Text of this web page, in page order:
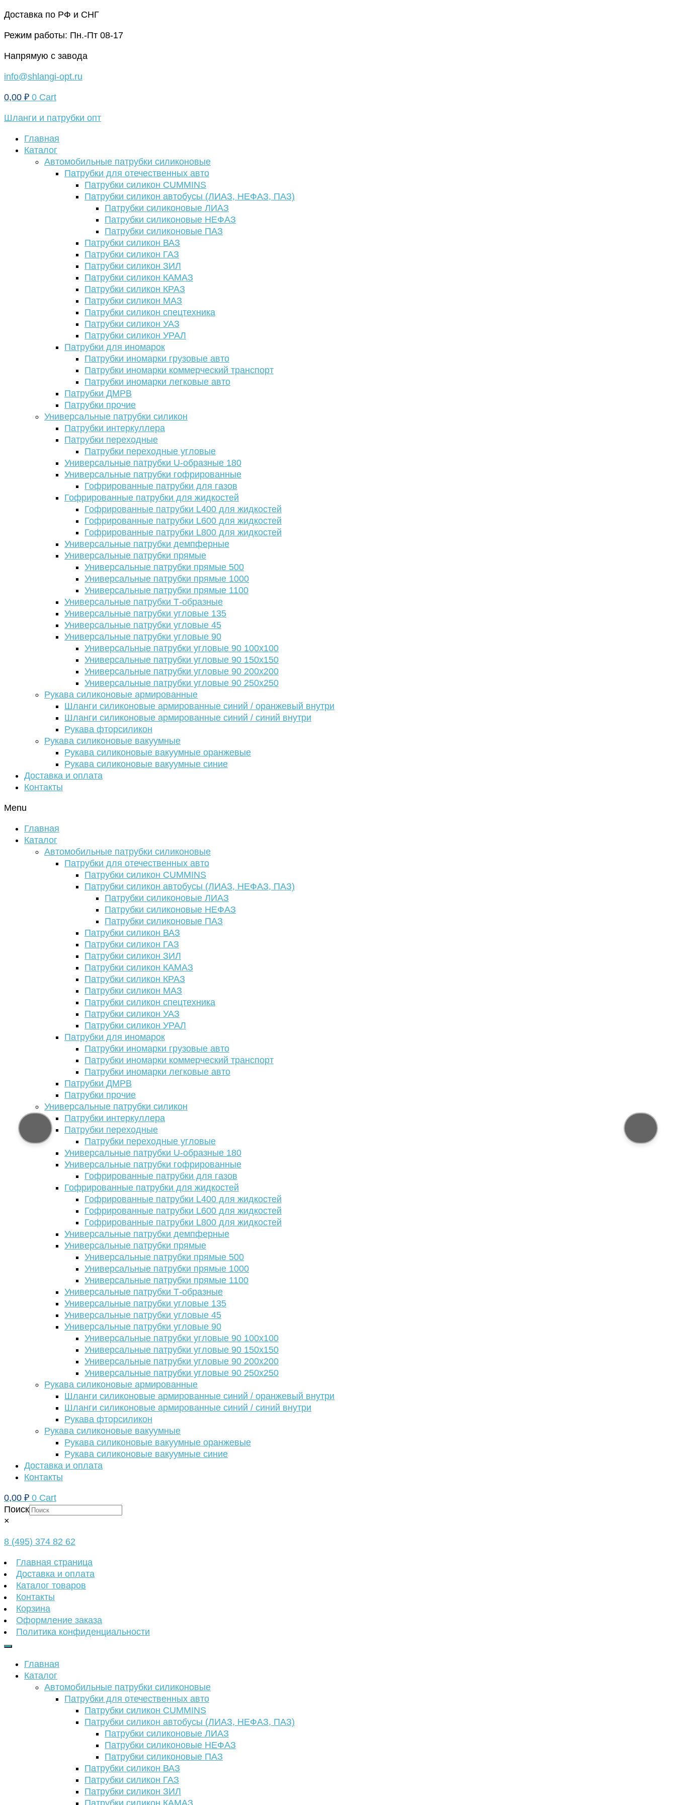
Перейти
содержимому
Доставка по РФ и СНГ
Режим работы: Пн.-Пт 08-17
Напрямую с завода
info@shlangi-opt.ru
0,00 ₽ 0 Cart
Шланги и патрубки опт
Главная
Каталог
Автомобильные патрубки силиконовые
Патрубки для отечественных авто
Патрубки силикон CUMMINS
Патрубки силикон автобусы (ЛИАЗ, НЕФАЗ, ПАЗ)
Патрубки силиконовые ЛИАЗ
Патрубки силиконовые НЕФАЗ
Патрубки силиконовые ПАЗ
Патрубки силикон ВАЗ
Патрубки силикон ГАЗ
Патрубки силикон ЗИЛ
Патрубки силикон КАМАЗ
Патрубки силикон КРАЗ
Патрубки силикон МАЗ
Патрубки силикон спецтехника
Патрубки силикон УАЗ
Патрубки силикон УРАЛ
Патрубки для иномарок
Патрубки иномарки грузовые авто
Патрубки иномарки коммерческий транспорт
Патрубки иномарки легковые авто
Патрубки ДМРВ
Патрубки прочие
Универсальные патрубки силикон
Патрубки интеркуллера
Патрубки переходные
Патрубки переходные угловые
Универсальные патрубки U-образные 180
Универсальные патрубки гофрированные
Гофрированные патрубки для газов
Гофрированные патрубки для жидкостей
Гофрированные патрубки L400 для жидкостей
Гофрированные патрубки L600 для жидкостей
Гофрированные патрубки L800 для жидкостей
Универсальные патрубки демпферные
Универсальные патрубки прямые
Универсальные патрубки прямые 500
Универсальные патрубки прямые 1000
Универсальные патрубки прямые 1100
Универсальные патрубки Т-образные
Универсальные патрубки угловые 135
Универсальные патрубки угловые 45
Универсальные патрубки угловые 90
Универсальные патрубки угловые 90 100х100
Универсальные патрубки угловые 90 150х150
Универсальные патрубки угловые 90 200х200
Универсальные патрубки угловые 90 250х250
Рукава силиконовые армированные
Шланги силиконовые армированные синий / оранжевый внутри
Шланги силиконовые армированные синий / синий внутри
Рукава фторсиликон
Рукава силиконовые вакуумные
Рукава силиконовые вакуумные оранжевые
Рукава силиконовые вакуумные синие
Доставка и оплата
Контакты
Menu
Главная
Каталог
Автомобильные патрубки силиконовые
Патрубки для отечественных авто
Патрубки силикон CUMMINS
Патрубки силикон автобусы (ЛИАЗ, НЕФАЗ, ПАЗ)
Патрубки силиконовые ЛИАЗ
Патрубки силиконовые НЕФАЗ
Патрубки силиконовые ПАЗ
Патрубки силикон ВАЗ
Патрубки силикон ГАЗ
Патрубки силикон ЗИЛ
Патрубки силикон КАМАЗ
Патрубки силикон КРАЗ
Патрубки силикон МАЗ
Патрубки силикон спецтехника
Патрубки силикон УАЗ
Патрубки силикон УРАЛ
Патрубки для иномарок
Патрубки иномарки грузовые авто
Патрубки иномарки коммерческий транспорт
Патрубки иномарки легковые авто
Патрубки ДМРВ
Патрубки прочие
Универсальные патрубки силикон
Патрубки интеркуллера
Патрубки переходные
Патрубки переходные угловые
Универсальные патрубки U-образные 180
Универсальные патрубки гофрированные
Гофрированные патрубки для газов
Гофрированные патрубки для жидкостей
Гофрированные патрубки L400 для жидкостей
Гофрированные патрубки L600 для жидкостей
Гофрированные патрубки L800 для жидкостей
Универсальные патрубки демпферные
Универсальные патрубки прямые
Универсальные патрубки прямые 500
Универсальные патрубки прямые 1000
Универсальные патрубки прямые 1100
Универсальные патрубки Т-образные
Универсальные патрубки угловые 135
Универсальные патрубки угловые 45
Универсальные патрубки угловые 90
Универсальные патрубки угловые 90 100х100
Универсальные патрубки угловые 90 150х150
Универсальные патрубки угловые 90 200х200
Универсальные патрубки угловые 90 250х250
Рукава силиконовые армированные
Шланги силиконовые армированные синий / оранжевый внутри
Шланги силиконовые армированные синий / синий внутри
Рукава фторсиликон
Рукава силиконовые вакуумные
Рукава силиконовые вакуумные оранжевые
Рукава силиконовые вакуумные синие
Доставка и оплата
Контакты
0,00 ₽ 0 Cart
Поиск
×
8 (495) 374 82 62
Главная страница
Доставка и оплата
Каталог товаров
Контакты
Корзина
Оформление заказа
Политика конфиденциальности
Главная
Каталог
Автомобильные патрубки силиконовые
Патрубки для отечественных авто
Патрубки силикон CUMMINS
Патрубки силикон автобусы (ЛИАЗ, НЕФАЗ, ПАЗ)
Патрубки силиконовые ЛИАЗ
Патрубки силиконовые НЕФАЗ
Патрубки силиконовые ПАЗ
Патрубки силикон ВАЗ
Патрубки силикон ГАЗ
Патрубки силикон ЗИЛ
Патрубки силикон КАМАЗ